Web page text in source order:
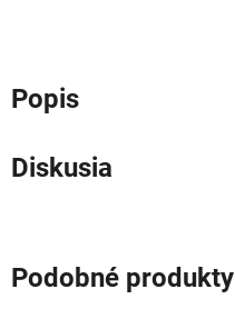
Popis
Diskusia
Podobné produkty